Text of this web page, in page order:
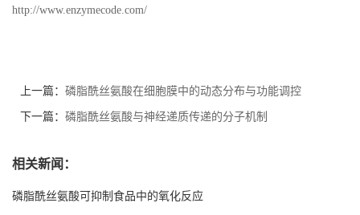
http://www.enzymecode.com/
上一篇： 磷脂酰丝氨酸在细胞膜中的动态分布与功能调控
下一篇： 磷脂酰丝氨酸与神经递质传递的分子机制
相关新闻：
磷脂酰丝氨酸可抑制食品中的氧化反应